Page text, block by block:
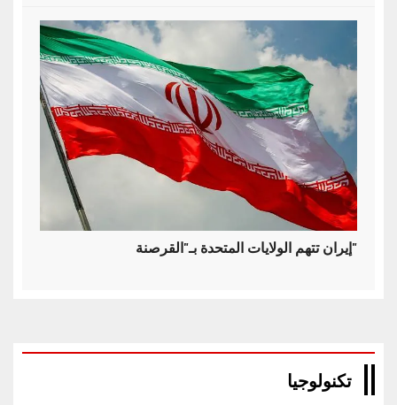
إيران تتهم الولايات المتحدة بـ"القرصنة"
تكنولوجيا